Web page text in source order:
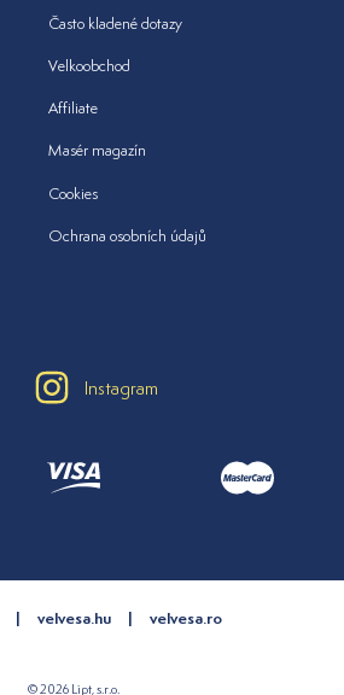
Často kladené dotazy
Velkoobchod
Affiliate
Masér magazín
Cookies
Ochrana osobních údajů
Instagram
© 2026 Lipt, s.r.o.
velvesa.hu velvesa.ro